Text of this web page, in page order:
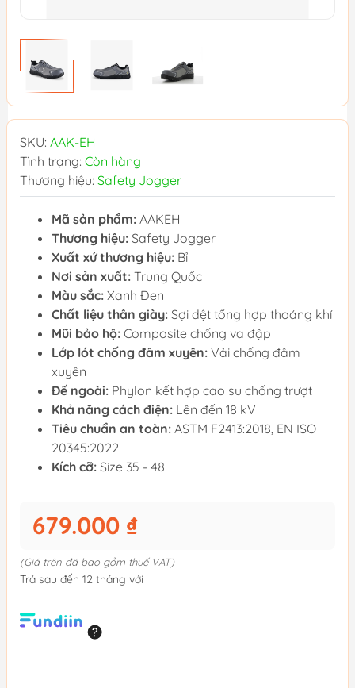
SKU: AAK-EH
Tình trạng: Còn hàng
Thương hiệu: Safety Jogger
Mã sản phẩm: AAKEH
Thương hiệu: Safety Jogger
Xuất xứ thương hiệu: Bỉ
Nơi sản xuất: Trung Quốc
Màu sắc: Xanh Đen
Chất liệu thân giày: Sợi dệt tổng hợp thoáng khí
Mũi bảo hộ: Composite chống va đập
Lớp lót chống đâm xuyên: Vải chống đâm
xuyên
Đế ngoài: Phylon kết hợp cao su chống trượt
Khả năng cách điện: Lên đến 18 kV
Tiêu chuẩn an toàn: ASTM F2413:2018, EN ISO
20345:2022
Kích cỡ: Size 35 - 48
679.000 ₫
(Giá trên đã bao gồm thuế VAT)
Trả sau đến 12 tháng với